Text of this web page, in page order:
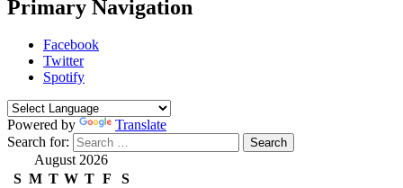
Primary Navigation
Facebook
Twitter
Spotify
Powered by
Translate
Search for:
August 2026
S M T W T F
S